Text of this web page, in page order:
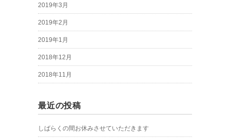
2019年3月
2019年2月
2019年1月
2018年12月
2018年11月
最近の投稿
しばらくの間お休みさせていただきます